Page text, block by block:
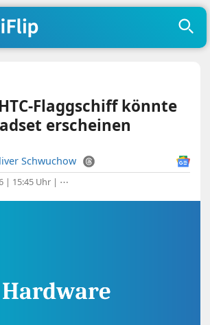
Flaggschiff könnte
erscheinen
Schwuchow
| 15:45 Uhr | ⋯